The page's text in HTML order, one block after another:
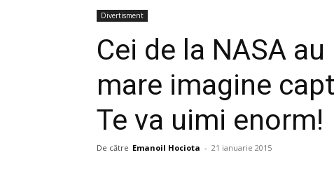
Divertisment
Cei de la NASA
mare imagine
Te va uimi enorm!
De către Emanoil Hociota - 21 ianuarie 2015